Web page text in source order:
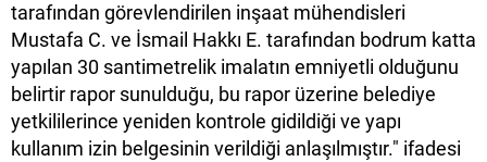
tarafından görevlendirilen inşaat mühendisleri
Mustafa C. ve İsmail Hakkı E. tarafından bodrum katta
yapılan 30 santimetrelik imalatın emniyetli olduğunu
belirtir rapor sunulduğu, bu rapor üzerine belediye
yetkililerince yeniden kontrole gidildiği ve yapı
kullanım izin belgesinin verildiği anlaşılmıştır." ifadesi